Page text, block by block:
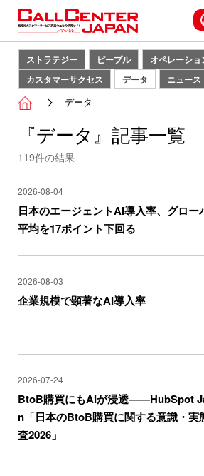
ストラテジー ピープル オペレーショ
カスタマーサクセス
データ ニュース
データ
『データ』記事一覧
119件の結果
2026-08-04
日本のエージェントAI導入率、グロー
平均を17ポイント下回る
2026-08-03
企業規模で顕著なAI導入率
2026-07-24
BtoB購買にもAIが浸透――HubSpot
n「日本のBtoB購買に関する意識・実
査2026」